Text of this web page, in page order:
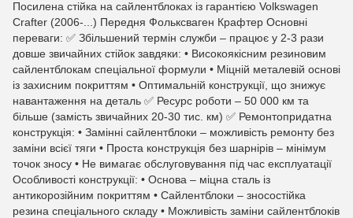
Посилена стійка на сайлентблоках із гарантією Volkswagen
Crafter (2006-...) Передня Фольксваген Крафтер Основні
переваги: ✅ Збільшений термін служби – працює у 2-3 рази
довше звичайних стійок завдяки: • Високоякісним резиновим
сайлентблокам спеціальної формули • Міцній металевій основі
із захисним покриттям • Оптимальній конструкції, що знижує
навантаження на деталь ✅ Ресурс роботи – 50 000 км та
більше (замість звичайних 20-30 тис. км) ✅ Ремонтопридатна
конструкція: • Замінні сайлентблоки – можливість ремонту без
заміни всієї тяги • Проста конструкція без шарнірів – мінімум
точок зносу • Не вимагає обслуговування під час експлуатації
Особливості конструкції: • Основа – міцна сталь із
антикорозійним покриттям • Сайлентблоки – зносостійка
резина спеціального складу • Можливість заміни сайлентблоків